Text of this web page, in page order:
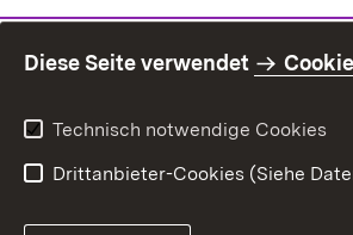
Diese Seite verwendet
Technisch notwendige Cookies
Drittanbieter-Cookies (Siehe